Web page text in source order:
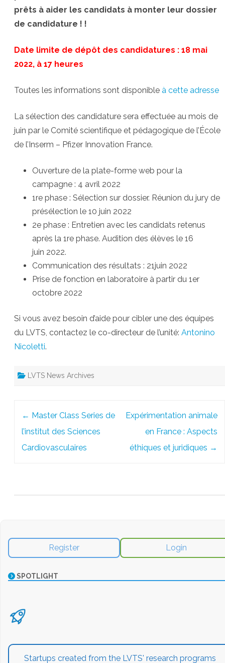
prêts à aider les candidats à monter leur dossier
de candidature ! !
Date limite de dépôt des candidatures : 18 mai
2022, à 17 heures
Toutes les informations sont disponible à cette adresse
La sélection des candidature sera effectuée au mois de
juin par le Comité scientifique et pédagogique de l’École
de l’Inserm – Pfizer Innovation France.
Ouverture de la plate-forme web pour la
campagne : 4 avril 2022
1re phase : Sélection sur dossier. Réunion du jury de
présélection le 10 juin 2022
2e phase : Entretien avec les candidats retenus
après la 1re phase. Audition des élèves le 16
juin 2022.
Communication des résultats : 21juin 2022
Prise de fonction en laboratoire à partir du 1er
octobre 2022
Si vous avez besoin d’aide pour cibler une des équipes
du LVTS, contactez le co-directeur de l’unité: Antonino
Nicoletti.
LVTS News Archives
← Master Class Series de
l’institut des Sciences
Cardiovasculaires
Expérimentation animale
en France : Aspects
éthiques et juridiques →
Register Login
SPOTLIGHT
Startups created from the LVTS' research programs